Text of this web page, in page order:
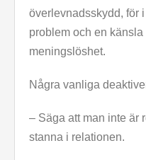
överlevnadsskydd, för
problem och en känsla
meningslöshet.
Några vanliga
– Säga att man inte är
stanna i relationen.